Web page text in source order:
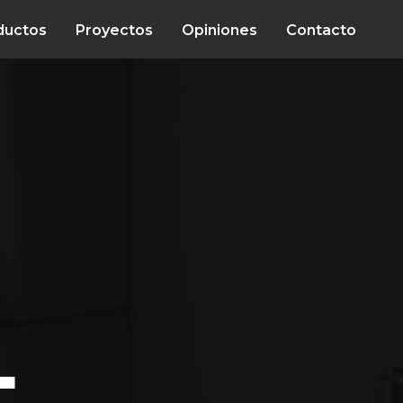
Proyectos Opiniones Contacto